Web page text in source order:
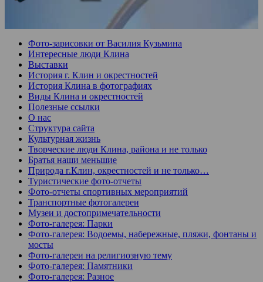
Фото-зарисовки от Василия Кузьмина
Интересные люди Клина
Выставки
История г. Клин и окрестностей
История Клина в фотографиях
Виды Клина и окрестностей
Полезные ссылки
О нас
Структура сайта
Культурная жизнь
Творческие люди Клина, района и не только
Братья наши меньшие
Природа г.Клин, окрестностей и не только…
Туристические фото-отчеты
Фото-отчеты спортивных мероприятий
Транспортные фотогалереи
Музеи и достопримечательности
Фото-галерея: Парки
Фото-галерея: Водоемы, набережные, пляжи, фонтаны и
мосты
Фото-галереи на религиозную тему
Фото-галерея: Памятники
Фото-галерея: Разное